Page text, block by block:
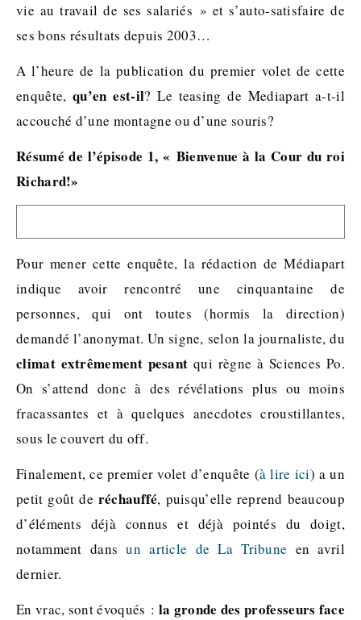
vie au travail de ses salariés » et s’auto-satisfaire de
ses bons résultats depuis 2003…
A l’heure de la publication du premier volet de cette
enquête,qu’en est-il? Le teasing de Mediapart a-t-il
accouché d’une montagne ou d’une souris?
Résumé de l’épisode 1, « Bienvenue à la Cour du roi
Richard!»
Pour mener cette enquête, la rédaction de Médiapart
indique avoir rencontré une cinquantaine de
personnes, qui ont toutes (hormis la direction)
demandé l’anonymat. Un signe, selon la journaliste, du
climat extrêmement pesant qui règne à Sciences Po.
On s’attend donc à des révélations plus ou moins
fracassantes et à quelques anecdotes croustillantes,
sous le couvert du off.
Finalement, ce premier volet d’enquête (à lire ici) a un
petit goût de réchauffé, puisqu’elle reprend beaucoup
d’éléments déjà connus et déjà pointés du doigt,
notamment dansun article de La Tribune en avril
dernier.
En vrac, sont évoqués : la gronde des professeurs face